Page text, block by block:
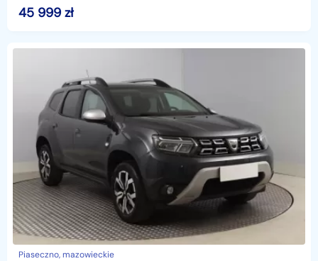
aktualna na dzień wystawienia ogłoszenia. Przed przyj
45 999 zł
Piaseczno, mazowieckie